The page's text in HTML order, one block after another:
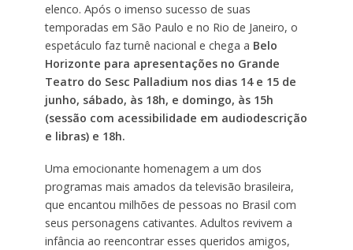
elenco. Após o imenso sucesso de suas
temporadas em São Paulo e no Rio de Janeiro, o
espetáculo faz turnê nacional e chega a Belo
Horizonte para apresentações no Grande
Teatro do Sesc Palladium nos dias 14 e 15 de
junho, sábado, às 18h, e domingo, às 15h
(sessão com acessibilidade em audiodescrição
e libras) e 18h.
Uma emocionante homenagem a um dos
programas mais amados da televisão brasileira,
que encantou milhões de pessoas no Brasil com
seus personagens cativantes. Adultos revivem a
infância ao reencontrar esses queridos amigos,